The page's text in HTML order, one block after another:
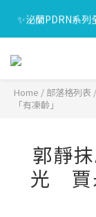
✨泌蘭PDRN系
🎁會員禮遇🎁加
⏰8/01-8/18限定
Home / 部落格列表 /
「有凍齡」
郭靜
光 賈